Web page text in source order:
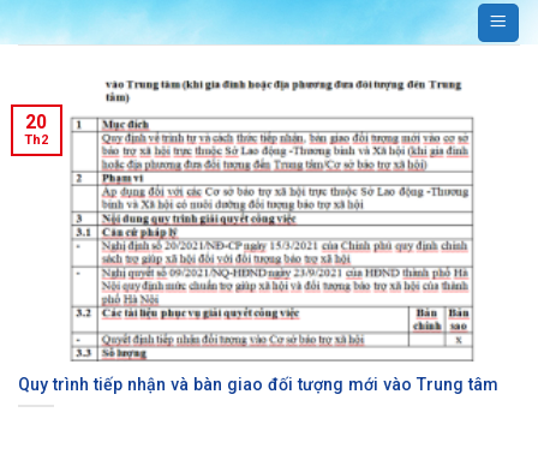
Bỏ
qua
dung
Quy trình tiếp nhận và bàn giao đối tượng mới vào Trung tâm
20
Th2